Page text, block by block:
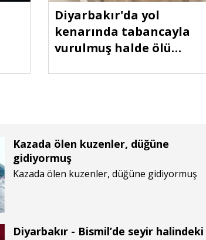
Diyarbakır'da yol
kenarında tabancayla
vurulmuş halde ölü
Kazada ölen kuzenler, düğüne
gidiyormuş
Kazada ölen kuzenler, düğüne gidiyormuş
Diyarbakır - Bismil’de seyir halindeki